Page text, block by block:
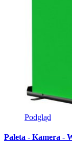
Podgląd
Paleta - Kamera -